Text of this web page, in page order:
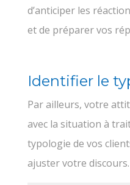
d’anticiper les
et de préparer vos
Identifier le
Par ailleurs, votre
avec la situation à
typologie de vos
ajuster votre discours.